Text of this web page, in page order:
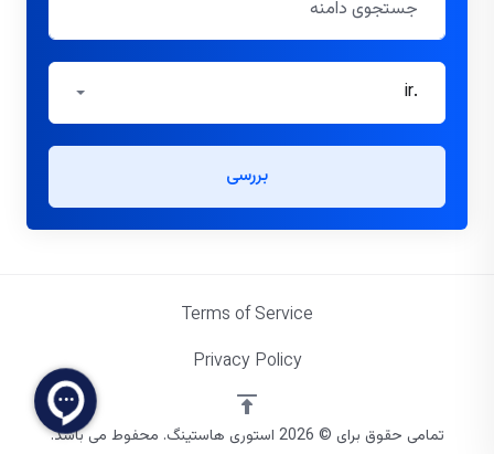
.ir
بررسی
تمامی حقوق برای © 2026 استوری هاستینگ. محفوط می باشد.
Terms of Service
Privacy Policy